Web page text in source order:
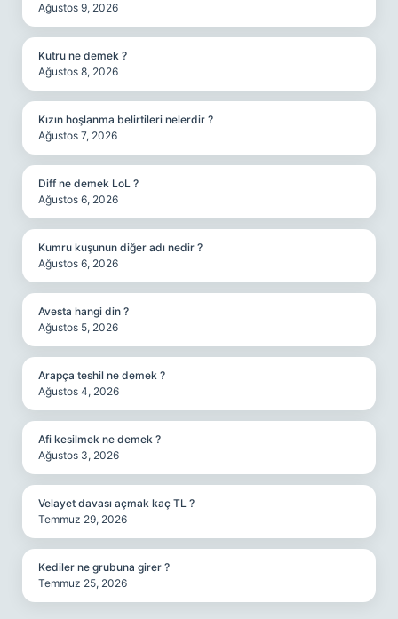
Ağustos 9, 2026
Kutru ne demek ?
Ağustos 8, 2026
Kızın hoşlanma belirtileri nelerdir ?
Ağustos 7, 2026
Diff ne demek LoL ?
Ağustos 6, 2026
Kumru kuşunun diğer adı nedir ?
Ağustos 6, 2026
Avesta hangi din ?
Ağustos 5, 2026
Arapça teshil ne demek ?
Ağustos 4, 2026
Afi kesilmek ne demek ?
Ağustos 3, 2026
Velayet davası açmak kaç TL ?
Temmuz 29, 2026
Kediler ne grubuna girer ?
Temmuz 25, 2026